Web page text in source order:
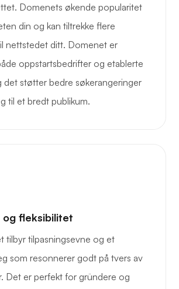
Domenets økende popularitet
din og kan tiltrekke flere
nettstedet ditt. Domenet er
oppstartsbedrifter og etablerte
det støtter bedre søkerangeringer
til et bredt publikum.
og fleksibilitet
tilbyr tilpasningsevne og et
som resonnerer godt på tvers av
Det er perfekt for gründere og